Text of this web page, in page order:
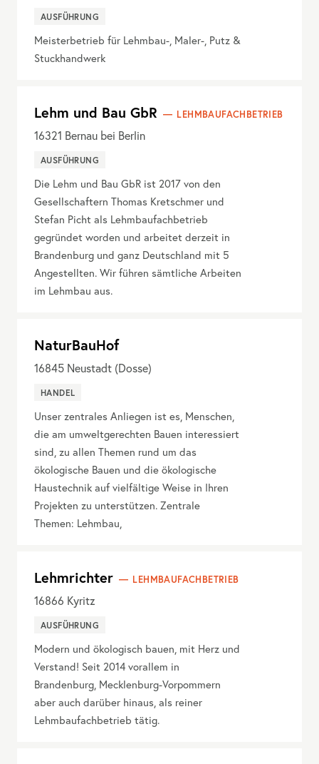
AUSFÜHRUNG
Meisterbetrieb für Lehmbau-, Maler-, Putz &
Stuckhandwerk
Lehm und Bau GbR LEHMBAUFACHBETRIEB
16321 Bernau bei Berlin
AUSFÜHRUNG
Die Lehm und Bau GbR ist 2017 von den
Gesellschaftern Thomas Kretschmer und
Stefan Picht als Lehmbaufachbetrieb
gegründet worden und arbeitet derzeit in
Brandenburg und ganz Deutschland mit 5
Angestellten. Wir führen sämtliche Arbeiten
im Lehmbau aus.
NaturBauHof
16845 Neustadt (Dosse)
HANDEL
Unser zentrales Anliegen ist es, Menschen,
die am umweltgerechten Bauen interessiert
sind, zu allen Themen rund um das
ökologische Bauen und die ökologische
Haustechnik auf vielfältige Weise in Ihren
Projekten zu unterstützen. Zentrale
Themen: Lehmbau,
Lehmrichter LEHMBAUFACHBETRIEB
16866 Kyritz
AUSFÜHRUNG
Modern und ökologisch bauen, mit Herz und
Verstand! Seit 2014 vorallem in
Brandenburg, Mecklenburg-Vorpommern
aber auch darüber hinaus, als reiner
Lehmbaufachbetrieb tätig.